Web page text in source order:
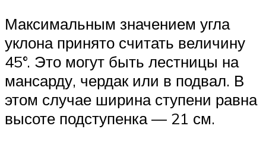
Максимальным значением угла
уклона принято считать величину
45°. Это могут быть лестницы на
мансарду, чердак или в подвал. В
этом случае ширина ступени равна
высоте подступенка — 21 см.